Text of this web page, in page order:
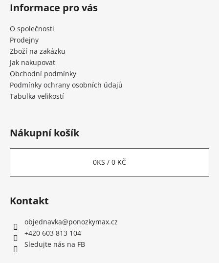
Informace pro vás
O společnosti
Prodejny
Zboží na zakázku
Jak nakupovat
Obchodní podmínky
Podmínky ochrany osobních údajů
Tabulka velikostí
Nákupní košík
0KS / 0 KČ
Kontakt
objednavka@ponozkymax.cz
+420 603 813 104
Sledujte nás na FB